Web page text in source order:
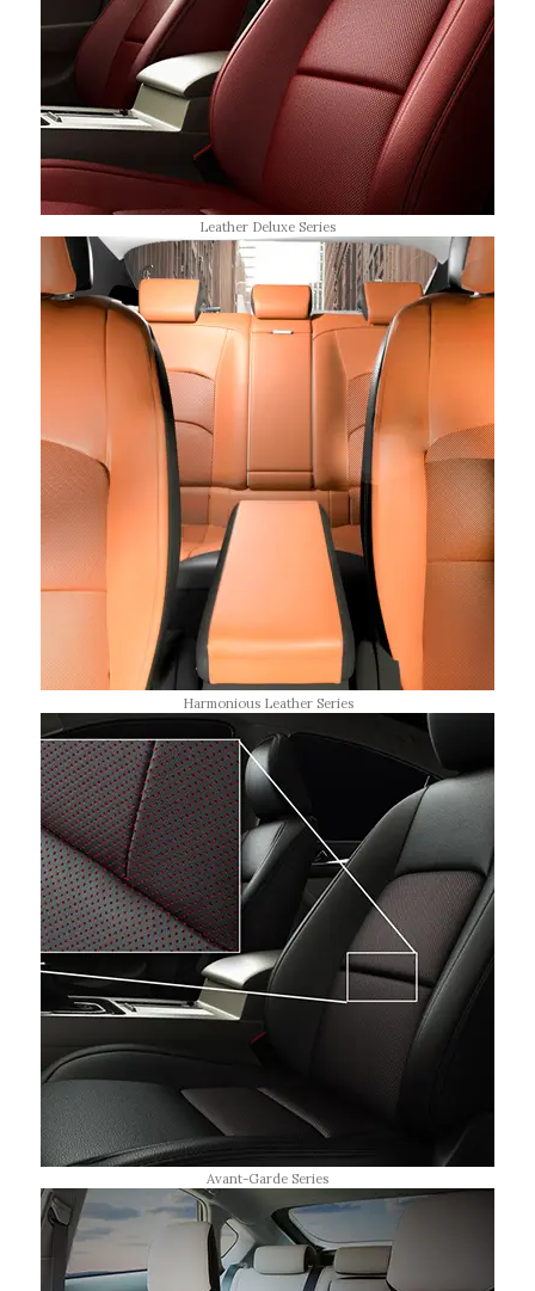
Leather Deluxe Series
Harmonious Leather Series
Avant-Garde Series